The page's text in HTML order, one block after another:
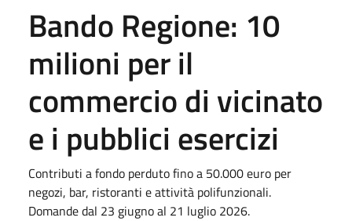
Bando Regione: 10
milioni per il
commercio di vicinato
e i pubblici esercizi
Contributi a fondo perduto fino a 50.000 euro per
negozi, bar, ristoranti e attività polifunzionali.
Domande dal 23 giugno al 21 luglio 2026.